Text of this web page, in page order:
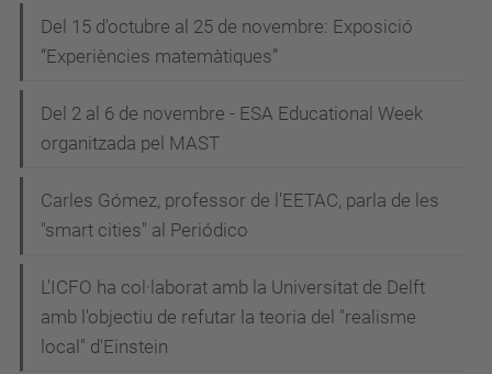
Del 15 d'octubre al 25 de novembre: Exposició
“Experiències matemàtiques”
Del 2 al 6 de novembre - ESA Educational Week
organitzada pel MAST
Carles Gómez, professor de l'EETAC, parla de les
"smart cities" al Periódico
L'ICFO ha col·laborat amb la Universitat de Delft
amb l'objectiu de refutar la teoria del "realisme
local" d'Einstein